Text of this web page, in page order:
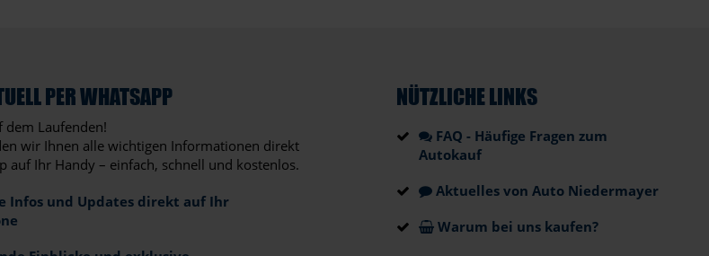
PER WHATSAPP
dem Laufenden!
wir Ihnen alle wichtigen Informationen direkt
auf Ihr Handy – einfach, schnell und kostenlos.
Infos und Updates direkt auf Ihr
NÜTZLICHE LINKS
FAQ - Häufige Fragen zum
Autokauf
Aktuelles von Auto Niedermayer
Warum bei uns kaufen?